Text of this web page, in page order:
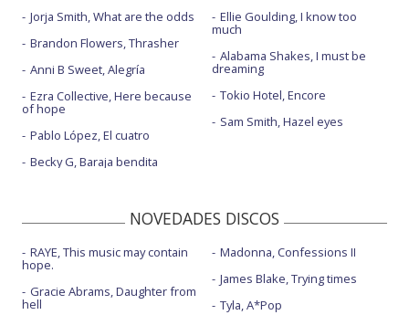
Jorja Smith, What are the odds
Brandon Flowers, Thrasher
Anni B Sweet, Alegría
Ezra Collective, Here because
of hope
Pablo López, El cuatro
Becky G, Baraja bendita
Ellie Goulding, I know too
much
Alabama Shakes, I must be
dreaming
Tokio Hotel, Encore
Sam Smith, Hazel eyes
NOVEDADES DISCOS
RAYE, This music may contain
hope.
Gracie Abrams, Daughter from
hell
Madonna, Confessions II
James Blake, Trying times
Tyla, A*Pop